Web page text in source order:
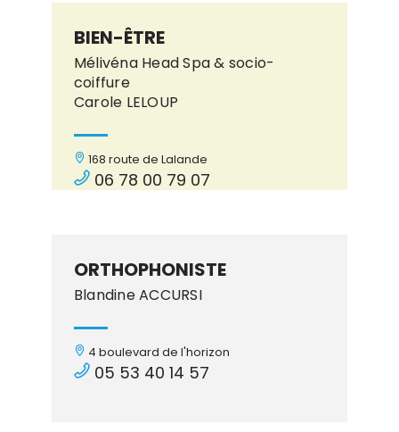
BIEN-ÊTRE
Mélivéna Head Spa & socio-
coiffure
Carole LELOUP
168 route de Lalande
06 78 00 79 07
ORTHOPHONISTE
Blandine ACCURSI
4 boulevard de l'horizon
05 53 40 14 57